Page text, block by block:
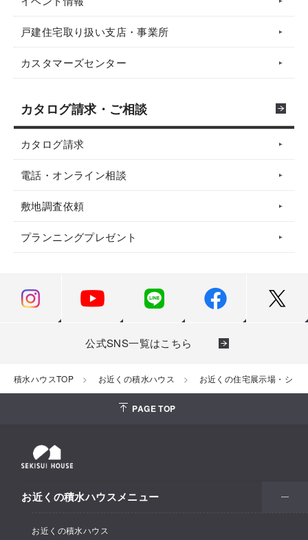
戸建住宅取り扱い支店・事業所
カスタマーズセンター
カタログ請求・ご相談
カタログ請求
電話・オンライン相談
敷地調査依頼
プランニングプレゼント
公式SNS一覧はこちら
積水ハウスTOP お近くの積水ハウス お近くの住宅展示場・ショ
PAGE TOP
お近くの積水ハウスメニュー
お近くの積水ハウス